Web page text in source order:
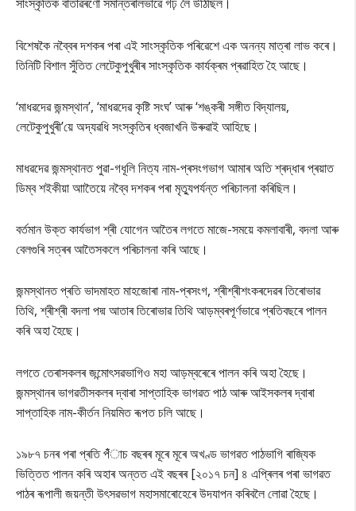
সাংস্কৃতিক বাতাৱৰণো সমান্তৰালভাৱে গঢ় লৈ উঠিছিল।
বিশেষকৈ নব্বৈৰ দশকৰ পৰা এই সাংস্কৃতিক পৰিৱেশে এক অনন্য মাত্ৰা লাভ কৰে।
তিনিটি বিশাল সুঁতিত লেটেকুপুখুৰীৰ সাংস্কৃতিক কাৰ্যক্ৰম প্ৰৱাহিত হৈ আছে।
‘মাধৱদেৱ জন্মস্থান’, ‘মাধৱদেৱ কৃষ্টি সংঘ’ আৰু ‘শঙ্কৰী সঙ্গীত বিদ্যালয়,
লেটেকুপুখুৰী’য়ে অদ্যৱধি সংস্কৃতিৰ ধ্বজাখনি উৰুৱাই আহিছে।
মাধৱদেৱ জন্মস্থানত পুৱা-গধূলি নিত্য নাম-প্ৰসংগভাগ আমাৰ অতি শ্ৰদ্ধাৰ প্ৰয়াত
ডিম্ব শইকীয়া আাতৈয়ে নব্বৈ দশকৰ পৰা মৃতু্যপৰ্যন্ত পৰিচালনা কৰিছিল।
বৰ্তমান উক্ত কাৰ্যভাগ শ্ৰী যোগেন আতৈৰ লগতে মাজে-সময়ে কমলাবাৰী, বদলা আৰু
বেলগুৰি সত্ৰৰ আতৈসকলে পৰিচালনা কৰি আছে।
জন্মস্থানত প্ৰতি ভাদমাহত মাহজোৰা নাম-প্ৰসংগ, শ্ৰীশ্ৰীশংকৰদেৱৰ তিৰোভাৱ
তিথি, শ্ৰীশ্ৰী বদলা পদ্ম আতাৰ তিৰোভাৱ তিথি আড়ম্বৰপূৰ্ণভাৱে প্ৰতিবছৰে পালন
কৰি অহা হৈছে।
লগতে তেৰাসকলৰ জন্মোৎসৱভাগিও মহা আড়ম্বৰেৰে পালন কৰি অহা হৈছে।
জন্মস্থানৰ ভাগৱতীসকলৰ দ্বাৰা সাপ্তাহিক ভাগৱত পাঠ আৰু আইসকলৰ দ্বাৰা
সাপ্তাহিক নাম-কীৰ্তন নিয়মিত ৰূপত চলি আছে।
১৯৮৭ চনৰ পৰা প্ৰতি পঁঁাচ বছৰৰ মূৰে মূৰে অখণ্ড ভাগৱত পাঠভাগি ৰাজি্যক
ভিত্তিত পালন কৰি অহাৰ অন্তত এই বছৰৰ [২০১৭ চন] ৪ এপ্ৰিলৰ পৰা ভাগৱত
পাঠৰ ৰূপালী জয়ন্তী উৎসৱভাগ মহাসমাৰোহেৰে উদযাপন কৰিবলৈ লোৱা হৈছে।